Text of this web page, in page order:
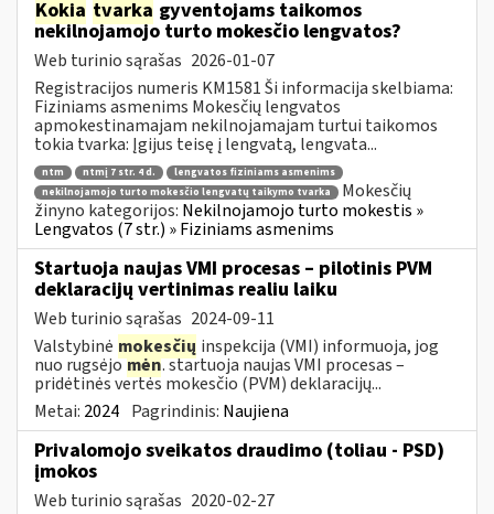
Kokia tvarka gyventojams taikomos
nekilnojamojo turto mokesčio lengvatos?
Web turinio sąrašas 2026-01-07
Registracijos numeris KM1581 Ši informacija skelbiama:
Fiziniams asmenims Mokesčių lengvatos
apmokestinamajam nekilnojamajam turtui taikomos
tokia tvarka: Įgijus teisę į lengvatą, lengvata...
ntm ntmį 7 str. 4 d.
lengvatos fiziniams asmenims
nekilnojamojo turto mokesčio lengvatų taikymo tvarka
Mokesčių
žinyno kategorijos: Nekilnojamojo turto mokestis »
Lengvatos (7 str.) » Fiziniams asmenims
Startuoja naujas VMI procesas – pilotinis PVM
deklaracijų vertinimas realiu laiku
Web turinio sąrašas 2024-09-11
Valstybinė mokesčių inspekcija (VMI) informuoja, jog
nuo rugsėjomėn. startuoja naujas VMI procesas –
pridėtinės vertės mokesčio (PVM) deklaracijų...
Metai: 2024 Pagrindinis: Naujiena
Privalomojo sveikatos draudimo (toliau - PSD)
įmokos
Web turinio sąrašas 2020-02-27